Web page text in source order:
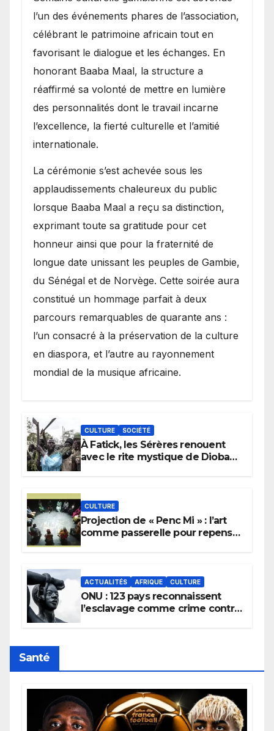
l’un des événements phares de l’association,
célébrant le patrimoine africain tout en
favorisant le dialogue et les échanges. En
honorant Baaba Maal, la structure a
réaffirmé sa volonté de mettre en lumière
des personnalités dont le travail incarne
l’excellence, la fierté culturelle et l’amitié
internationale.
​La cérémonie s’est achevée sous les
applaudissements chaleureux du public
lorsque Baaba Maal a reçu sa distinction,
exprimant toute sa gratitude pour cet
honneur ainsi que pour la fraternité de
longue date unissant les peuples de Gambie,
du Sénégal et de Norvège. Cette soirée aura
constitué un hommage parfait à deux
parcours remarquables de quarante ans :
l’un consacré à la préservation de la culture
en diaspora, et l’autre au rayonnement
mondial de la musique africaine.
CULTURE SOCIÉTÉ
À Fatick, les Sérères renouent
avec le rite mystique de Diobaye
CULTURE
Projection de « Penc Mi » : l’art
comme passerelle pour repenser
ACTUALITÉS AFRIQUE CULTURE
ONU : 123 pays reconnaissent
l’esclavage comme crime contre
Santé